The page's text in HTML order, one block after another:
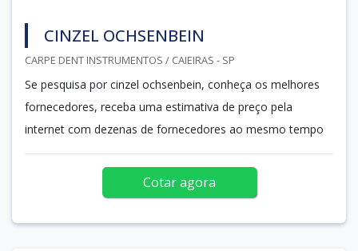
CINZEL OCHSENBEIN
CARPE DENT INSTRUMENTOS / CAIEIRAS - SP
Se pesquisa por cinzel ochsenbein, conheça os melhores
fornecedores, receba uma estimativa de preço pela
internet com dezenas de fornecedores ao mesmo tempo
Cotar agora